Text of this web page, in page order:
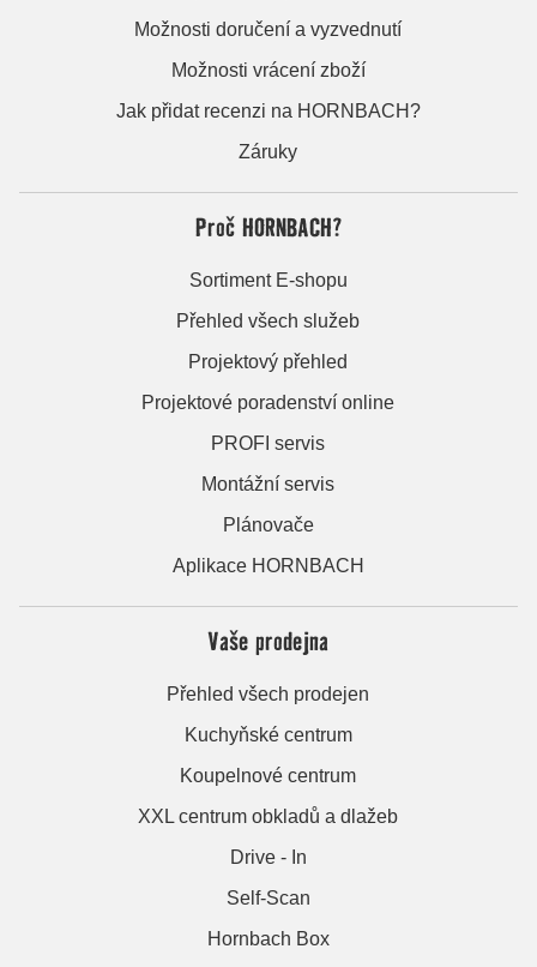
Možnosti doručení a vyzvednutí
Možnosti vrácení zboží
Jak přidat recenzi na HORNBACH?
Záruky
Proč HORNBACH?
Sortiment E-shopu
Přehled všech služeb
Projektový přehled
Projektové poradenství online
PROFI servis
Montážní servis
Plánovače
Aplikace HORNBACH
Vaše prodejna
Přehled všech prodejen
Kuchyňské centrum
Koupelnové centrum
XXL centrum obkladů a dlažeb
Drive - In
Self-Scan
Hornbach Box